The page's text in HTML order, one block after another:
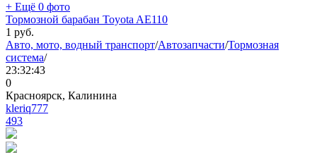
+ Ещё 0 фото
Тормозной барабан Toyota AE110
1 руб.
Авто, мото, водный транспорт/Автозапчасти/Тормозная
система/
23:32:43
0
Красноярск, Калинина
kleriq777
493